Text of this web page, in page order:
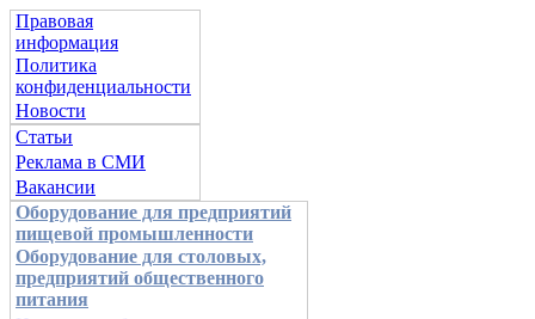
Правовая
информация
Политика
конфиденциальности
Новости
Статьи
Реклама в СМИ
Вакансии
Оборудование для предприятий
пищевой промышленности
Оборудование для столовых,
предприятий общественного
питания